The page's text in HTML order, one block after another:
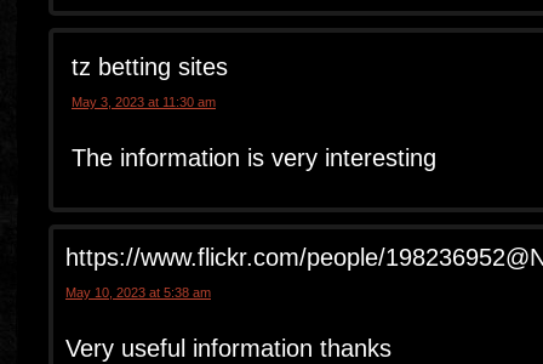
tz betting sites
May 3, 2023 at 11:30 am
The information is very interesting
https://www.flickr.com/people/
May 10, 2023 at 5:38 am
Very useful information thanks